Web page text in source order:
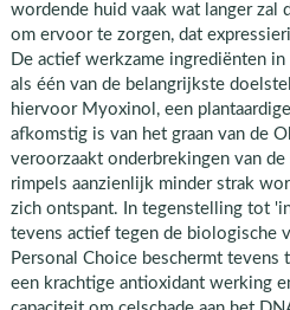
wordende huid vaak wat langer zal
om ervoor te zorgen, dat
De actief werkzame ingrediënten
als één van de belangrijkste
hiervoor Myoxinol, een
afkomstig is van het graan van de
veroorzaakt onderbrekingen van
rimpels aanzienlijk minder strak
zich ontspant. In tegenstelling tot
tevens actief tegen de biologische
Personal Choice beschermt tevens
een krachtige antioxidant werking